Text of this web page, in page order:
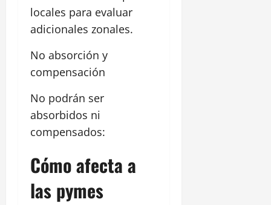
locales para evaluar
adicionales zonales.
No absorción y
compensación
No podrán ser
absorbidos ni
compensados:
Cómo afecta a
las pymes